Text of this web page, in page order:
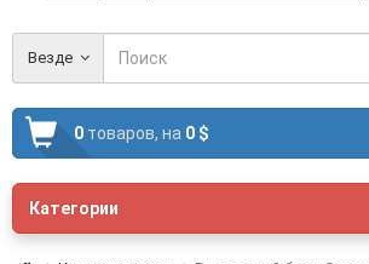
Везде
0 товаров, на 0 $
Категории